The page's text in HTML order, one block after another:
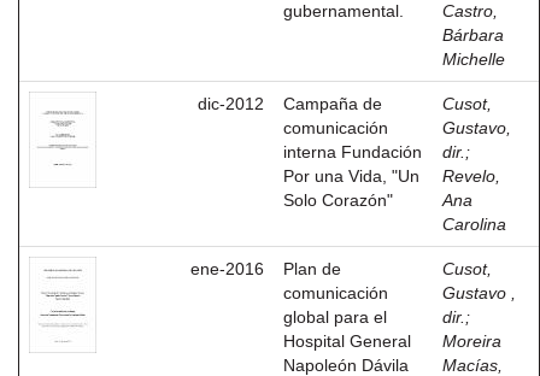
gubernamental.
Castro,
Bárbara
Michelle
dic-2012
Campaña de
comunicación
interna Fundación
Por una Vida, "Un
Solo Corazón"
Cusot,
Gustavo,
dir. ;
Revelo,
Ana
Carolina
ene-2016
Plan de
comunicación
global para el
Hospital General
Napoleón Dávila
Cusot,
Gustavo ,
dir. ;
Moreira
Macías,